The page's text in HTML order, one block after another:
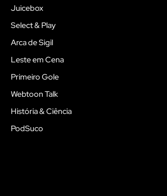
Juicebox
Select & Play
Arca de Sigil
Leste em Cena
Primeiro Gole
Webtoon Talk
História & Ciência
PodSuco